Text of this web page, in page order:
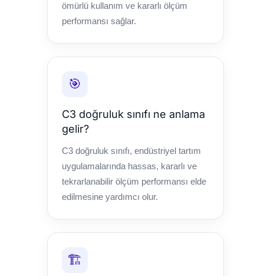
ömürlü kullanım ve kararlı ölçüm
performansı sağlar.
🎯
C3 doğruluk sınıfı ne anlama
gelir?
C3 doğruluk sınıfı, endüstriyel tartım
uygulamalarında hassas, kararlı ve
tekrarlanabilir ölçüm performansı elde
edilmesine yardımcı olur.
🏗️